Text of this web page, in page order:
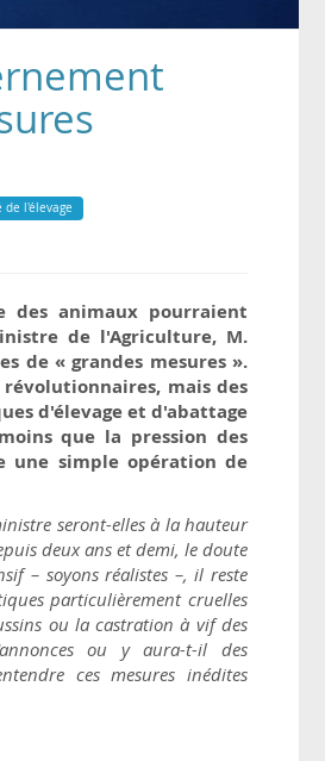
de l'élevage
des animaux pourraient
de l'Agriculture, M.
de « grandes mesures ».
mais des
d'élevage et d'abattage
que la pression des
une simple opération de
seront-elles à la hauteur
deux ans et demi, le doute
– soyons réalistes –, il reste
particulièrement cruelles
ou la castration à vif des
ou y aura-t-il des
ces mesures inédites